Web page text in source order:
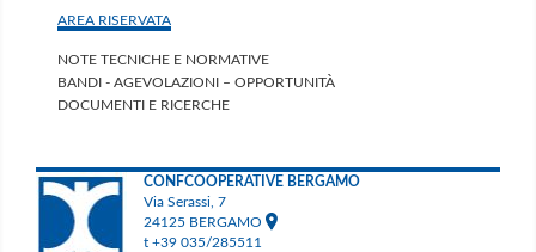
AREA RISERVATA
NOTE TECNICHE E NORMATIVE
BANDI - AGEVOLAZIONI – OPPORTUNITÀ
DOCUMENTI E RICERCHE
CONFCOOPERATIVE BERGAMO
Via Serassi, 7
24125 BERGAMO
t +39 035/285511